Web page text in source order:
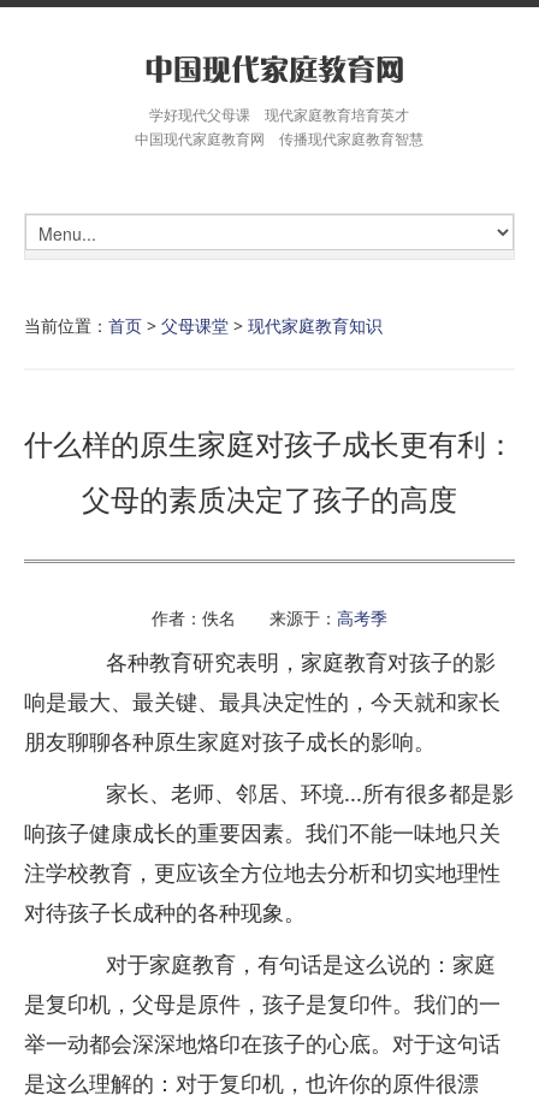
学好现代父母课 现代家庭教育培育英才
中国现代家庭教育网 传播现代家庭教育智慧
当前位置： 首页 > 父母课堂 > 现代家庭教育知识
什么样的原生家庭对孩子成长更有利：
父母的素质决定了孩子的高度
作者：佚名 来源于： 高考季
各种教育研究表明，家庭教育对孩子的影
响是最大、最关键、最具决定性的，今天就和家长
朋友聊聊各种原生家庭对孩子成长的影响。
家长、老师、邻居、环境...所有很多都是影
响孩子健康成长的重要因素。我们不能一味地只关
注学校教育，更应该全方位地去分析和切实地理性
对待孩子长成种的各种现象。
对于家庭教育，有句话是这么说的：家庭
是复印机，父母是原件，孩子是复印件。我们的一
举一动都会深深地烙印在孩子的心底。对于这句话
是这么理解的：对于复印机，也许你的原件很漂